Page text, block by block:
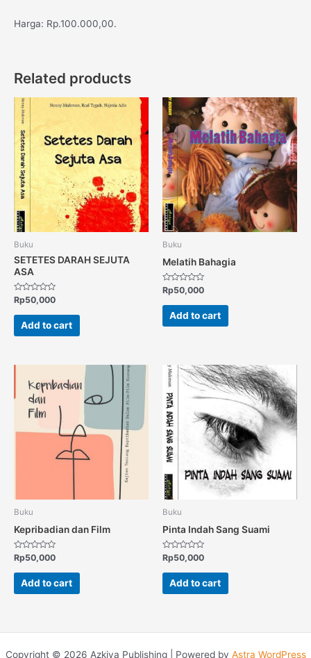
Harga: Rp.100.000,00.
Related products
Buku
SETETES DARAH SEJUTA
ASA
Rated
out
Rp50,000
Add to cart
Buku
Melatih Bahagia
Rated
out
Rp50,000
Add to cart
Buku
Kepribadian dan Film
Rated
0
out
Rp50,000
Add to cart
Buku
Pinta Indah Sang Suami
Rated
0
out
Rp50,000
Add to cart
Copyright © 2026 Azkiya Publishing | Powered by Astra WordPress